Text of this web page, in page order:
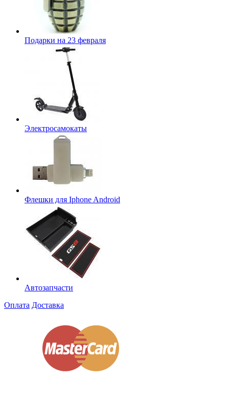
Подарки на 23 февраля
Электросамокаты
Флешки для Iphone Android
Автозапчасти
Оплата Доставка